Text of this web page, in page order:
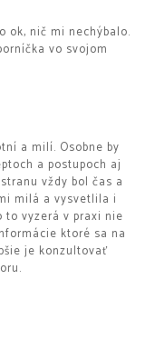
ok, nič mi nechýbalo.
vo svojom
a milí. Osobne by
a postupoch aj
vždy bol čas a
milá a vysvetlila i
to vyzerá v praxi nie
ktoré sa na
je konzultovať